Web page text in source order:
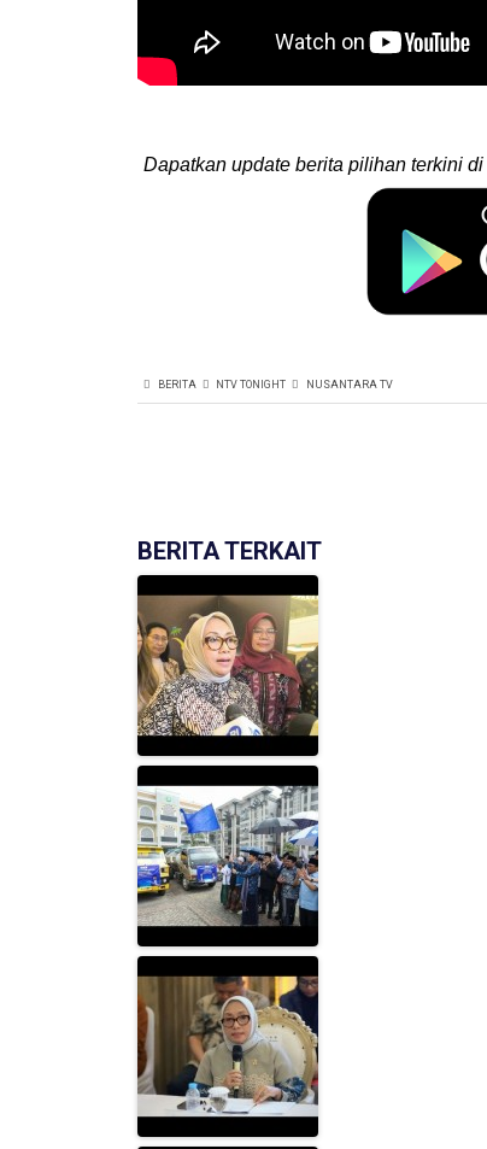
Dapatkan update berita pilihan terkini di
BERITA NTV TONIGHT NUSANTARA TV
BERITA TERKAIT